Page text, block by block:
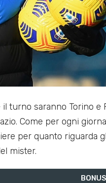
il turno saranno Torino e
Come per ogni
per quanto riguarda
mister.